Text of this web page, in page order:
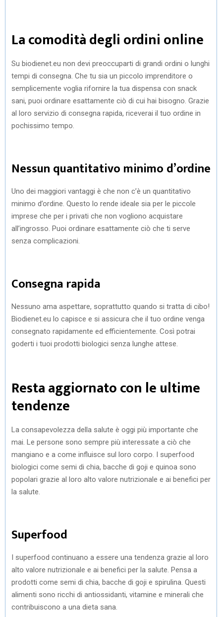
La comodità degli ordini online
Su biodienet.eu non devi preoccuparti di grandi ordini o lunghi
tempi di consegna. Che tu sia un piccolo imprenditore o
semplicemente voglia rifornire la tua dispensa con snack
sani, puoi ordinare esattamente ciò di cui hai bisogno. Grazie
al loro servizio di consegna rapida, riceverai il tuo ordine in
pochissimo tempo.
Nessun quantitativo minimo d’ordine
Uno dei maggiori vantaggi è che non c’è un quantitativo
minimo d’ordine. Questo lo rende ideale sia per le piccole
imprese che per i privati che non vogliono acquistare
all’ingrosso. Puoi ordinare esattamente ciò che ti serve
senza complicazioni.
Consegna rapida
Nessuno ama aspettare, soprattutto quando si tratta di cibo!
Biodienet.eu lo capisce e si assicura che il tuo ordine venga
consegnato rapidamente ed efficientemente. Così potrai
goderti i tuoi prodotti biologici senza lunghe attese.
Resta aggiornato con le ultime
tendenze
La consapevolezza della salute è oggi più importante che
mai. Le persone sono sempre più interessate a ciò che
mangiano e a come influisce sul loro corpo. I superfood
biologici come semi di chia, bacche di goji e quinoa sono
popolari grazie al loro alto valore nutrizionale e ai benefici per
la salute.
Superfood
I superfood continuano a essere una tendenza grazie al loro
alto valore nutrizionale e ai benefici per la salute. Pensa a
prodotti come semi di chia, bacche di goji e spirulina. Questi
alimenti sono ricchi di antiossidanti, vitamine e minerali che
contribuiscono a una dieta sana.